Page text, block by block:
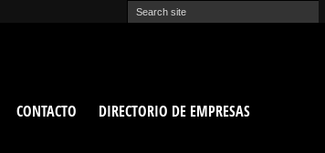
CONTACTO
DIRECTORIO DE EMPRESAS